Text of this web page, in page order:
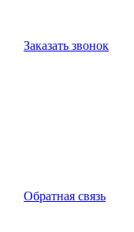
Заказать звонок
Обратная связь